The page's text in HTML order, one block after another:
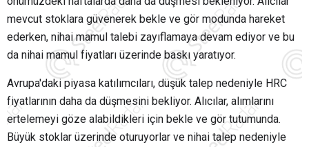
mevcut stoklara güvenerek bekle ve gör modunda hareket
ederken, nihai mamul talebi zayıflamaya devam ediyor ve bu
da nihai mamul fiyatları üzerinde baskı yaratıyor.
Avrupa'daki piyasa katılımcıları, düşük talep nedeniyle HRC
fiyatlarının daha da düşmesini bekliyor. Alıcılar, alımlarını
ertelemeyi göze alabildikleri için bekle ve gör tutumunda.
Büyük stoklar üzerinde oturuyorlar ve nihai talep nedeniyle